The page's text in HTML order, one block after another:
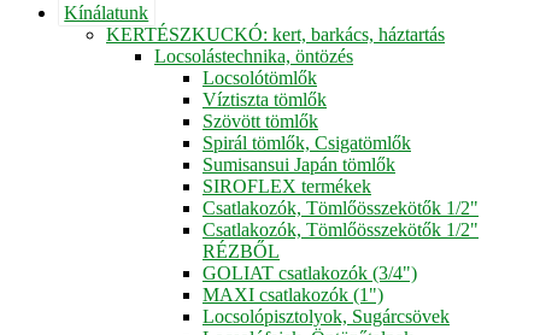
Kínálatunk
KERTÉSZKUCKÓ: kert, barkács, háztartás
Locsolástechnika, öntözés
Locsolótömlők
Víztiszta tömlők
Szövött tömlők
Spirál tömlők, Csigatömlők
Sumisansui Japán tömlők
SIROFLEX termékek
Csatlakozók, Tömlőösszekötők 1/2"
Csatlakozók, Tömlőösszekötők 1/2"
RÉZBŐL
GOLIAT csatlakozók (3/4")
MAXI csatlakozók (1")
Locsolópisztolyok, Sugárcsövek